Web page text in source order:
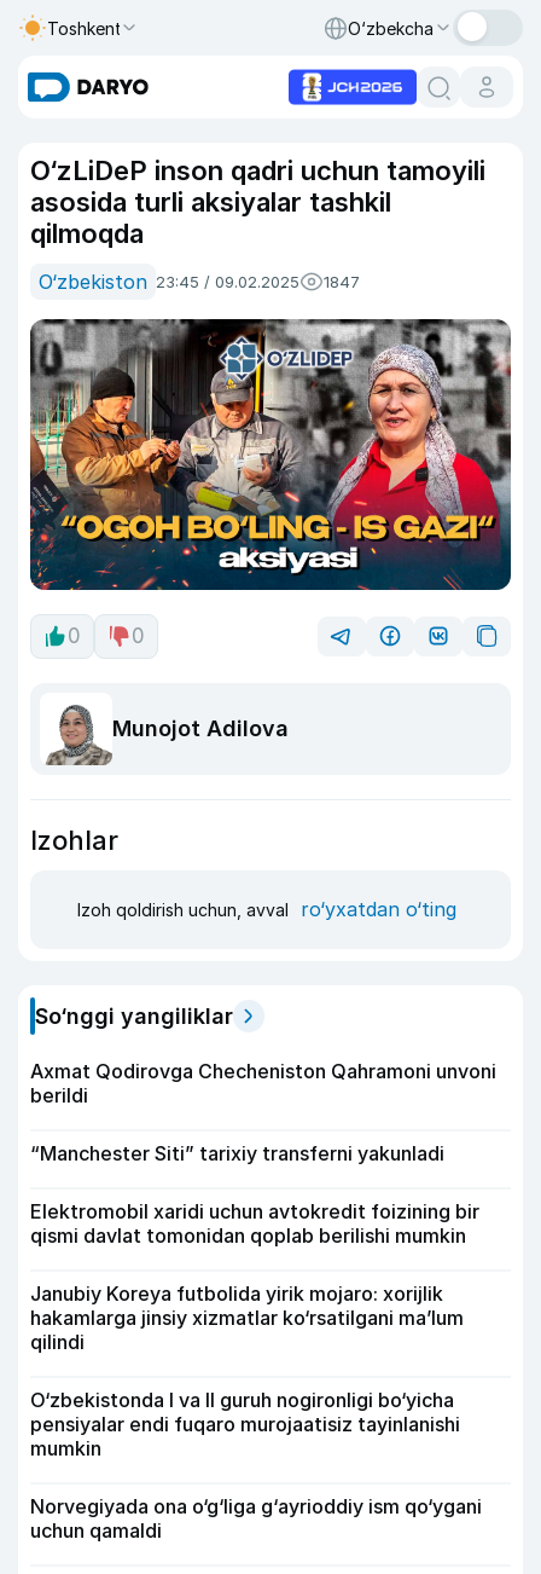
Toshkent O‘zbekcha
O‘zLiDeP inson qadri uchun tamoyili
asosida turli aksiyalar tashkil
qilmoqda
O‘zbekiston 23:45 / 09.02.2025 1847
0 0
Munojot Adilova
Izohlar
Izoh qoldirish uchun, avval ro‘yxatdan o‘ting
So‘nggi yangiliklar
Axmat Qodirovga Checheniston Qahramoni unvoni
berildi
“Manchester Siti” tarixiy transferni yakunladi
Elektromobil xaridi uchun avtokredit foizining bir
qismi davlat tomonidan qoplab berilishi mumkin
Janubiy Koreya futbolida yirik mojaro: xorijlik
hakamlarga jinsiy xizmatlar ko‘rsatilgani ma’lum
qilindi
O‘zbekistonda I va II guruh nogironligi bo‘yicha
pensiyalar endi fuqaro murojaatisiz tayinlanishi
mumkin
Norvegiyada ona o‘g‘liga g‘ayrioddiy ism qo‘ygani
uchun qamaldi